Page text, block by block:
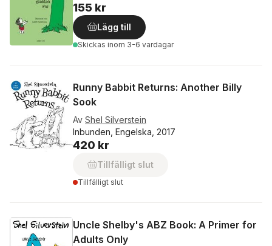
155 kr
Lägg till
Skickas inom 3-6 vardagar
Runny Babbit Returns: Another Billy
Sook
Av Shel Silverstein
Inbunden, Engelska, 2017
420 kr
Tillfälligt slut
Tillfälligt slut
Uncle Shelby's ABZ Book: A Primer for
Adults Only